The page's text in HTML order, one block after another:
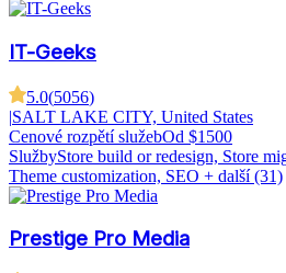
IT-Geeks
5.0(5056)
|SALT LAKE CITY, United States
Cenové rozpětí služebOd $1500
SlužbyStore build or redesign, Store
Theme customization, SEO + další (31)
Prestige Pro Media